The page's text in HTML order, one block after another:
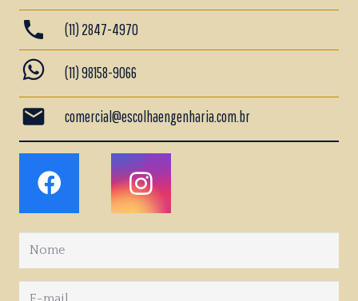
phone (11) 2847-4970
whatsapp (11) 98158-9066
mail comercial@escolhaengenharia.com.br